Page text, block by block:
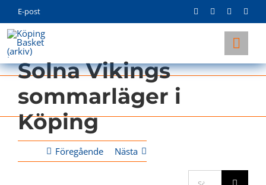
to
content
E-post
KLUBBEN
LAG
INFO
Solna Vikings
sommarläger i
Köping
Föregående Nästa